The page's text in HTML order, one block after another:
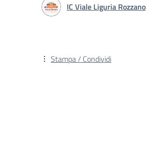
IC Viale Liguria Rozzano
Stampa / Condividi